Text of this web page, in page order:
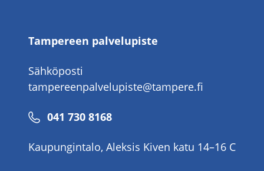
Tampereen palvelupiste
Sähköposti
tampereenpalvelupiste@tampere.fi
Puhelinnumero
041 730 8168
Kaupungintalo, Aleksis Kiven katu 14–16 C